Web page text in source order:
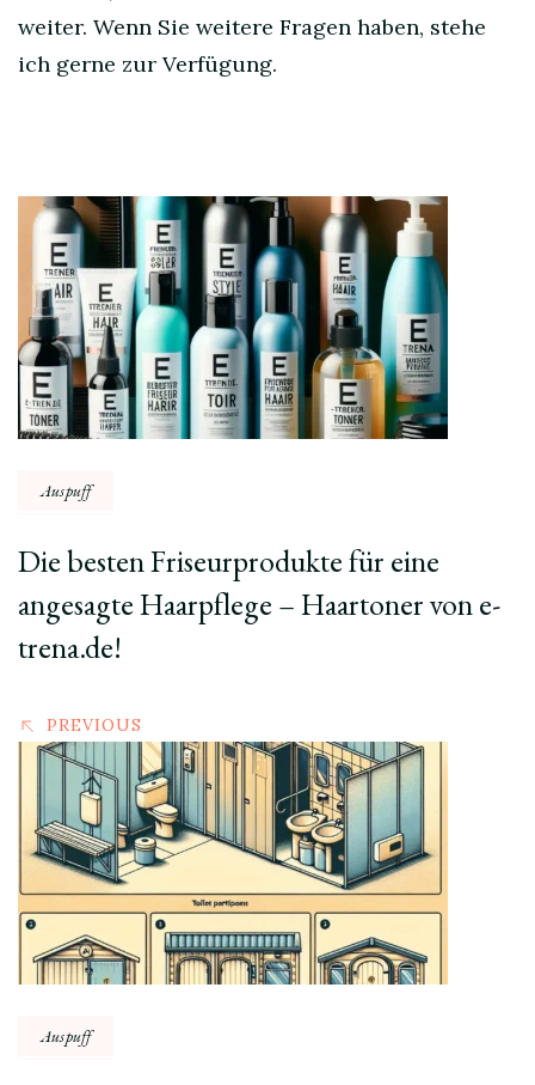
weiter. Wenn Sie weitere Fragen haben, stehe
ich gerne zur Verfügung.
Post
Navigation
Auspuff
Die besten Friseurprodukte für eine
angesagte Haarpflege – Haartoner von e-
trena.de!
PREVIOUS
Auspuff